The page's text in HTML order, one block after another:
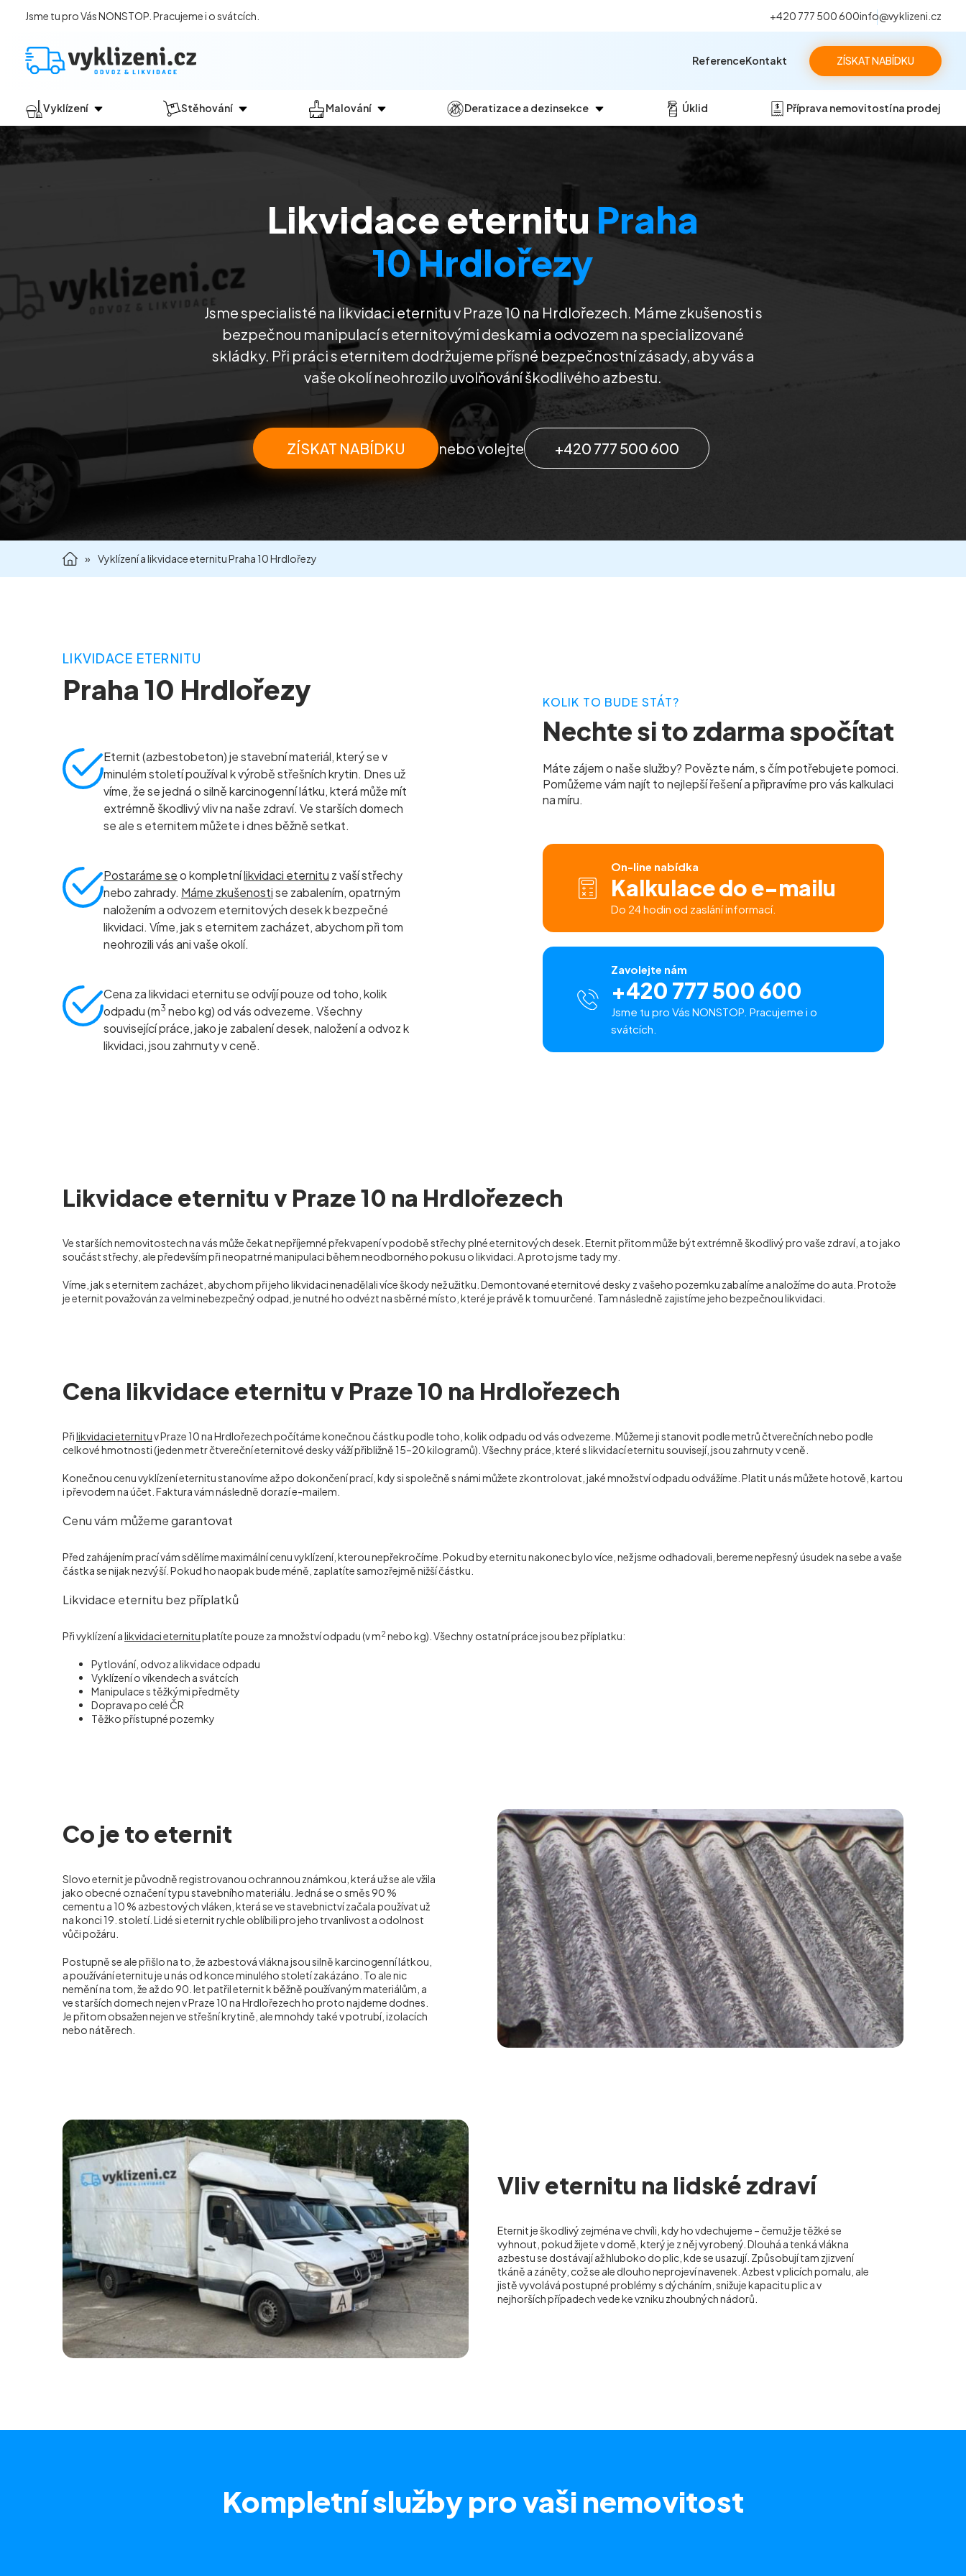
Jsme tu pro Vás NONSTOP. Pracujeme i o svátcích. +420 777 500 600info@vyklizeni.cz
ZÍSKAT NABÍDKU
Vyklízení
Jak vyklízení probíhá?
Vyklízení sklepů a garáží
Vyklízení zahrad
Stěhování Malování
Malování kanceláří
Malování komerčních prostor
Deratizace a dezinsekce
Dezinsekce
Úklid Příprava nemovitostí na prodej
ReferenceKontakt
Likvidace eternitu Praha
10 Hrdlořezy
Jsme specialisté na likvidaci eternitu v Praze 10 na Hrdlořezech. Máme zkušenosti s
bezpečnou manipulací s eternitovými deskami a odvozem na specializované
skládky. Při práci s eternitem dodržujeme přísné bezpečnostní zásady, aby vás a
vaše okolí neohrozilo uvolňování škodlivého azbestu.
ZÍSKAT NABÍDKU nebo volejte +420 777 500 600
» Vyklízení a likvidace eternitu Praha 10 Hrdlořezy
LIKVIDACE ETERNITU
Praha 10 Hrdlořezy
Eternit (azbestobeton) je stavební materiál, který se v
minulém století používal k výrobě střešních krytin. Dnes už
víme, že se jedná o silně karcinogenní látku, která může mít
extrémně škodlivý vliv na naše zdraví. Ve starších domech
se ale s eternitem můžete i dnes běžně setkat.
Postaráme seo kompletnílikvidaci eternitu z vaší střechy
nebo zahrady. Máme zkušenostise zabalením, opatrným
naložením a odvozem eternitových desek k bezpečné
likvidaci. Víme, jak s eternitem zacházet, abychom při tom
neohrozili vás ani vaše okolí.
Cena za likvidaci eternitu se odvíjí pouze od toho, kolik
odpadu (m3 nebo kg) od vás odvezeme. Všechny
související práce, jako je zabalení desek, naložení a odvoz k
likvidaci, jsou zahrnuty v ceně.
KOLIK TO BUDE STÁT?
Nechte si to zdarma spočítat
Máte zájem o naše služby? Povězte nám, s čím potřebujete pomoci.
Pomůžeme vám najít to nejlepší řešení a připravíme pro vás kalkulaci
na míru.
On-line nabídka
Kalkulace do e-mailu
Do 24 hodin od zaslání informací.
Zavolejte nám
+420 777 500 600
Jsme tu pro Vás NONSTOP. Pracujeme i o
svátcích.
Likvidace eternitu v Praze 10 na Hrdlořezech
Ve starších nemovitostech na vás může čekat nepříjemné překvapení v podobě střechy plné eternitových desek. Eternit přitom může být extrémně škodlivý pro vaše zdraví, a to jako
součást střechy, ale především při neopatrné manipulaci během neodborného pokusu o likvidaci. A proto jsme tady my.
Víme, jak s eternitem zacházet, abychom při jeho likvidaci nenadělali více škody než užitku. Demontované eternitové desky z vašeho pozemku zabalíme a naložíme do auta. Protože
je eternit považován za velmi nebezpečný odpad, je nutné ho odvézt na sběrné místo, které je právě k tomu určené. Tam následně zajistíme jeho bezpečnou likvidaci.
Cena likvidace eternitu v Praze 10 na Hrdlořezech
Přilikvidaci eternituv Praze 10 na Hrdlořezech počítáme konečnou částku podle toho, kolik odpadu od vás odvezeme. Můžeme ji stanovit podle metrů čtverečních nebo podle
celkové hmotnosti (jeden metr čtvereční eternitové desky váží přibližně 15–20 kilogramů). Všechny práce, které s likvidací eternitu souvisejí, jsou zahrnuty v ceně.
Konečnou cenu vyklízení eternitu stanovíme až po dokončení prací, kdy si společně s námi můžete zkontrolovat, jaké množství odpadu odvážíme. Platit u nás můžete hotově, kartou
i převodem na účet. Faktura vám následně dorazí e-mailem.
Cenu vám můžeme garantovat
Před zahájením prací vám sdělíme maximální cenu vyklízení, kterou nepřekročíme. Pokud by eternitu nakonec bylo více, než jsme odhadovali, bereme nepřesný úsudek na sebe a vaše
částka se nijak nezvýší. Pokud ho naopak bude méně, zaplatíte samozřejmě nižší částku.
Likvidace eternitu bez příplatků
Při vyklízení alikvidaci eternituplatíte pouze za množství odpadu (v m2 nebo kg). Všechny ostatní práce jsou bez příplatku:
Pytlování, odvoz a likvidace odpadu
Vyklízení o víkendech a svátcích
Manipulace s těžkými předměty
Doprava po celé ČR
Těžko přístupné pozemky
Co je to eternit
Slovo eternit je původně registrovanou ochrannou známkou, která už se ale vžila
jako obecné označení typu stavebního materiálu. Jedná se o směs 90 %
cementu a 10 % azbestových vláken, která se ve stavebnictví začala používat už
na konci 19. století. Lidé si eternit rychle oblíbili pro jeho trvanlivost a odolnost
vůči požáru.
Postupně se ale přišlo na to, že azbestová vlákna jsou silně karcinogenní látkou,
a používání eternitu je u nás od konce minulého století zakázáno. To ale nic
nemění na tom, že až do 90. let patřil eternit k běžně používaným materiálům, a
ve starších domech nejen v Praze 10 na Hrdlořezech ho proto najdeme dodnes.
Je přitom obsažen nejen ve střešní krytině, ale mnohdy také v potrubí, izolacích
nebo nátěrech.
Vliv eternitu na lidské zdraví
Eternit je škodlivý zejména ve chvíli, kdy ho vdechujeme – čemuž je těžké se
vyhnout, pokud žijete v domě, který je z něj vyrobený. Dlouhá a tenká vlákna
azbestu se dostávají až hluboko do plic, kde se usazují. Způsobují tam zjizvení
tkáně a záněty, což se ale dlouho neprojeví navenek. Azbest v plicích pomalu, ale
jistě vyvolává postupné problémy s dýcháním, snižuje kapacitu plic a v
nejhorších případech vede ke vzniku zhoubných nádorů.
Kompletní službypro vaši nemovitost